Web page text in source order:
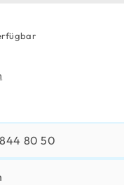
80 50